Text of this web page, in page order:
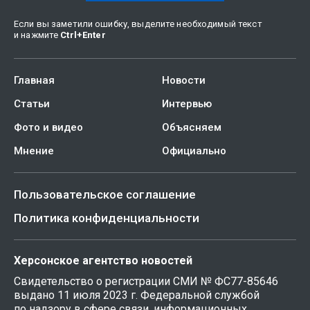
Если вы заметили ошибку, выделите необходимый текст
и нажмите Ctrl +Enter
Главная
Новости
Статьи
Интервью
Фото и видео
Объясняем
Мнение
Официально
Пользовательское соглашение
Политика конфиденциальности
Херсонское агентство новостей
Свидетельство о регистрации СМИ № ФС77-85646
выдано 11 июля 2023 г. Федеральной службой